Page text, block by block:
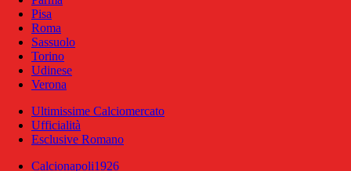
Pisa
Roma
Sassuolo
Torino
Udinese
Verona
Ultimissime Calciomercato
Ufficialità
Esclusive Romano
Calcionapoli1926